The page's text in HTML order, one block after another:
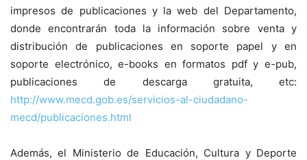
impresos de publicaciones y la web del Departamento,
donde encontrarán toda la información sobre venta y
distribución de publicaciones en soporte papel y en
soporte electrónico, e-books en formatos pdf y e-pub,
publicaciones de descarga gratuita, etc:
http://www.mecd.gob.es/servicios-al-ciudadano-
mecd/publicaciones.html
Además, el Ministerio de Educación, Cultura y Deporte